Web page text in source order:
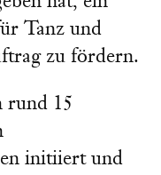
Tanz und
zu fördern.
rund 15
initiiert und